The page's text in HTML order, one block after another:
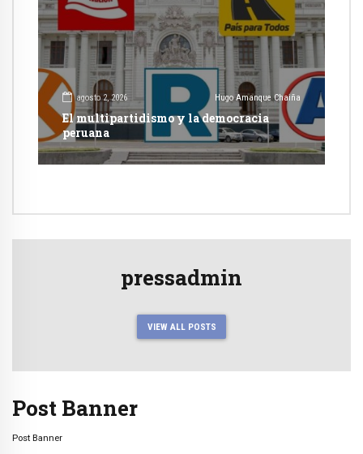
agosto 2, 2026 Hugo Amanque Chaiña
El multipartidismo y la democracia
peruana
pressadmin
VIEW ALL POSTS
Post Banner
Post Banner